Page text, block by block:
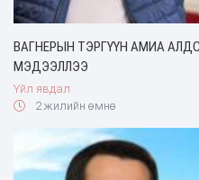
ВАГНЕРЫН ТЭРГҮҮН АМИА
МЭДЭЭЛЛЭЭ
Үйл явдал
2 жилийн өмнө